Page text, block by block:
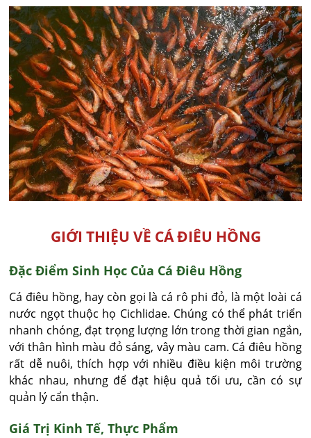
GIỚI THIỆU VỀ CÁ ĐIÊU HỒNG
Đặc Điểm Sinh Học Của Cá Điêu Hồng
Cá điêu hồng, hay còn gọi là cá rô phi đỏ, là một loài cá
nước ngọt thuộc họ Cichlidae. Chúng có thể phát triển
nhanh chóng, đạt trọng lượng lớn trong thời gian ngắn,
với thân hình màu đỏ sáng, vây màu cam. Cá điêu hồng
rất dễ nuôi, thích hợp với nhiều điều kiện môi trường
khác nhau, nhưng để đạt hiệu quả tối ưu, cần có sự
quản lý cẩn thận.
Giá Trị Kinh Tế, Thực Phẩm